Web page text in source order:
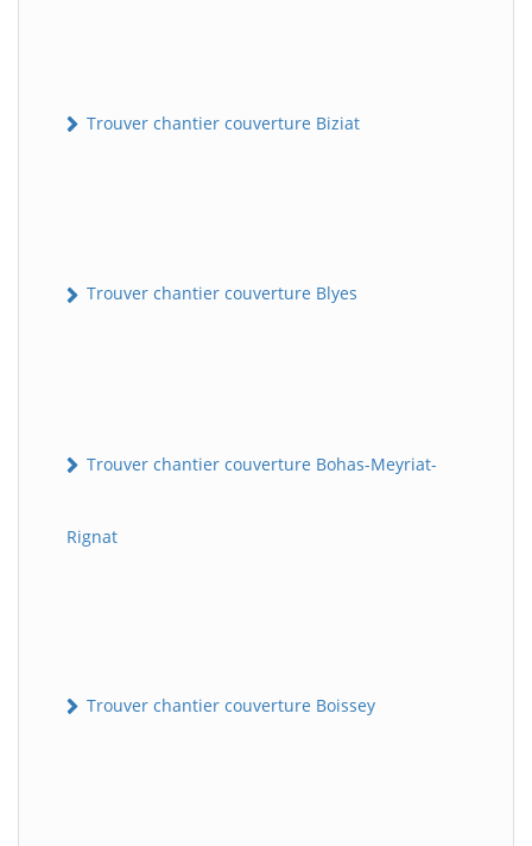
Trouver chantier couverture Biziat
Trouver chantier couverture Blyes
Trouver chantier couverture Bohas-Meyriat-
Rignat
Trouver chantier couverture Boissey